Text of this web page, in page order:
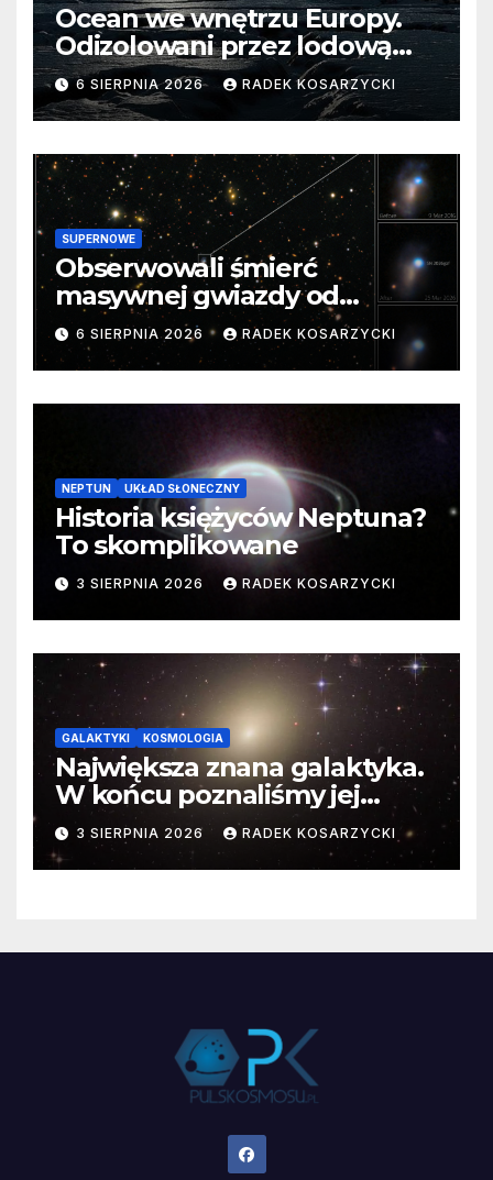
Ocean we wnętrzu Europy.
Odizolowani przez lodową
barierę
6 SIERPNIA 2026 RADEK KOSARZYCKI
SUPERNOWE
Obserwowali śmierć
masywnej gwiazdy od
samego początku. Niezwykle
cenne dane
6 SIERPNIA 2026 RADEK KOSARZYCKI
NEPTUN UKŁAD SŁONECZNY
Historia księżyców Neptuna?
To skomplikowane
3 SIERPNIA 2026 RADEK KOSARZYCKI
GALAKTYKI KOSMOLOGIA
Największa znana galaktyka.
W końcu poznaliśmy jej
faktyczne wymiary
3 SIERPNIA 2026 RADEK KOSARZYCKI